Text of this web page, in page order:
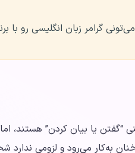
می‌تونی گرامر زبان انگلیسی رو با